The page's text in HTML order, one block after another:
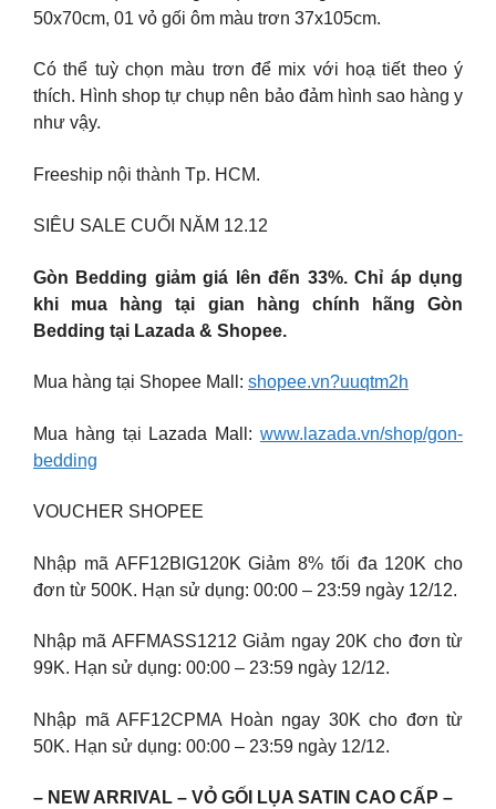
50x70cm, 01 vỏ gối ôm màu trơn 37x105cm.
Có thể tuỳ chọn màu trơn để mix với hoạ tiết theo ý
thích. Hình shop tự chụp nên bảo đảm hình sao hàng y
như vậy.
Freeship nội thành Tp. HCM.
SIÊU SALE CUỐI NĂM 12.12
Gòn Bedding giảm giá lên đến 33%. Chỉ áp dụng
khi mua hàng tại gian hàng chính hãng Gòn
Bedding tại Lazada & Shopee.
Mua hàng tại Shopee Mall: shopee.vn?uuqtm2h
Mua hàng tại Lazada Mall: www.lazada.vn/shop/gon-
bedding
VOUCHER SHOPEE
Nhập mã AFF12BIG120K Giảm 8% tối đa 120K cho
đơn từ 500K. Hạn sử dụng: 00:00 – 23:59 ngày 12/12.
Nhập mã AFFMASS1212 Giảm ngay 20K cho đơn từ
99K. Hạn sử dụng: 00:00 – 23:59 ngày 12/12.
Nhập mã AFF12CPMA Hoàn ngay 30K cho đơn từ
50K. Hạn sử dụng: 00:00 – 23:59 ngày 12/12.
– NEW ARRIVAL – VỎ GỐI LỤA SATIN CAO CẤP –